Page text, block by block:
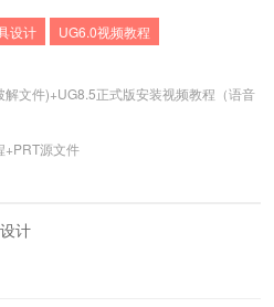
设计 UG6.0视频教程
文件)+UG8.5正式版安装视频教程（语音
+PRT源文件
计